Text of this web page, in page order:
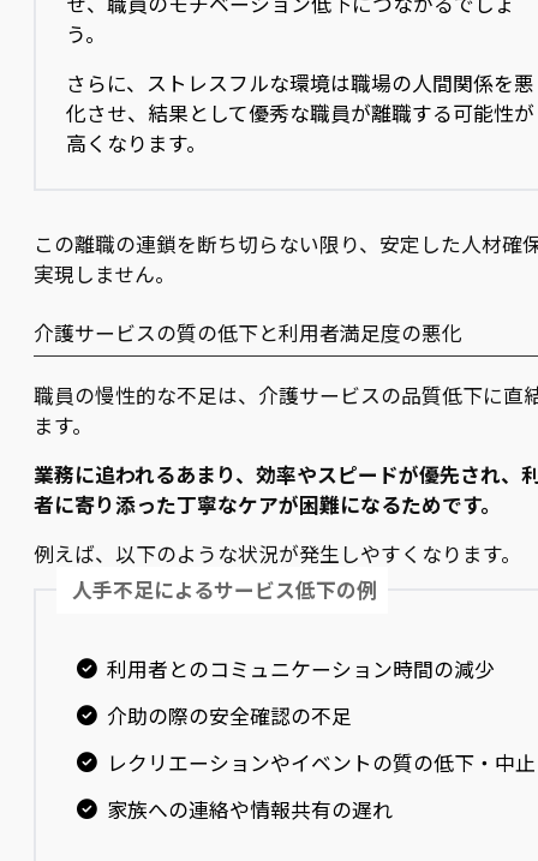
う。
さらに、ストレスフルな環境は職場の人間関係を悪
化させ、結果として優秀な職員が離職する可能性が
高くなります。
この離職の連鎖を断ち切らない限り、安定した人材確
実現しません。
介護サービスの質の低下と利用者満足度の悪化
職員の慢性的な不足は、介護サービスの品質低下に直
ます。
業務に追われるあまり、効率やスピードが優先され、
者に寄り添った丁寧なケアが困難になるためです。
例えば、以下のような状況が発生しやすくなります。
人手不足によるサービス低下の例
利用者とのコミュニケーション時間の減少
介助の際の安全確認の不足
レクリエーションやイベントの質の低下・中止
家族への連絡や情報共有の遅れ